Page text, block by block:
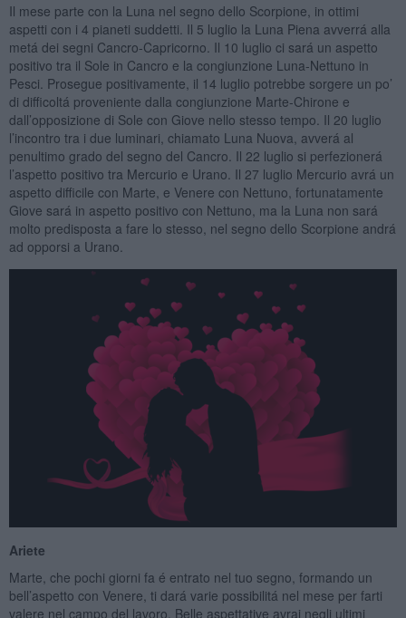
Il mese parte con la Luna nel segno dello Scorpione, in ottimi
aspetti con i 4 pianeti suddetti. Il 5 luglio la Luna Piena avverrá alla
metá dei segni Cancro-Capricorno. Il 10 luglio ci sará un aspetto
positivo tra il Sole in Cancro e la congiunzione Luna-Nettuno in
Pesci. Prosegue positivamente, il 14 luglio potrebbe sorgere un po’
di difficoltá proveniente dalla congiunzione Marte-Chirone e
dall’opposizione di Sole con Giove nello stesso tempo. Il 20 luglio
l’incontro tra i due luminari, chiamato Luna Nuova, avverá al
penultimo grado del segno del Cancro. Il 22 luglio si perfezionerá
l’aspetto positivo tra Mercurio e Urano. Il 27 luglio Mercurio avrá un
aspetto difficile con Marte, e Venere con Nettuno, fortunatamente
Giove sará in aspetto positivo con Nettuno, ma la Luna non sará
molto predisposta a fare lo stesso, nel segno dello Scorpione andrá
ad opporsi a Urano.
Ariete
Marte, che pochi giorni fa é entrato nel tuo segno, formando un
bell’aspetto con Venere, ti dará varie possibilitá nel mese per farti
valere nel campo del lavoro. Belle aspettative avrai negli ultimi